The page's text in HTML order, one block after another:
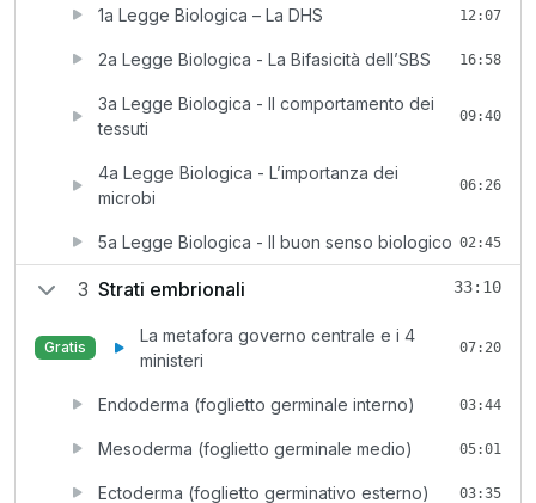
1a Legge Biologica – La DHS 12:07
2a Legge Biologica - La Bifasicità dell’SBS 16:58
3a Legge Biologica - Il comportamento dei
tessuti
09:40
4a Legge Biologica - L’importanza dei
microbi
06:26
5a Legge Biologica - Il buon senso biologico 02:45
3 Strati embrionali 33:10
Gratis
La metafora governo centrale e i 4
ministeri
07:20
Endoderma (foglietto germinale interno) 03:44
Mesoderma (foglietto germinale medio) 05:01
Ectoderma (foglietto germinativo esterno) 03:35